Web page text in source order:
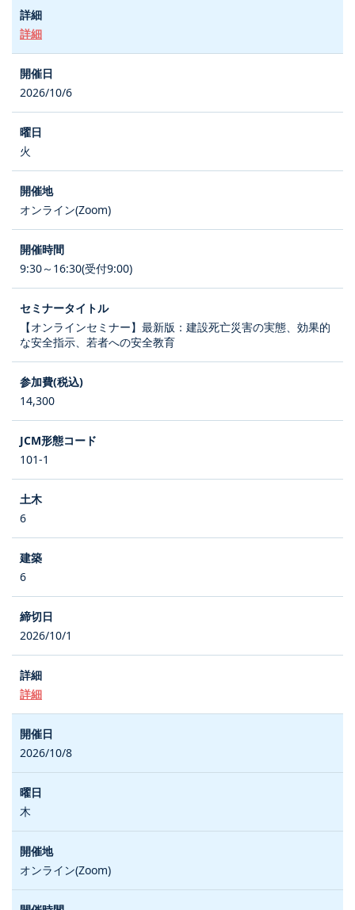
詳細
2026/10/6
火
オンライン(Zoom)
9:30～16:30(受付9:00)
【オンラインセミナー】最新版：建設死亡災害の実態、効果的
な安全指示、若者への安全教育
14,300
101-1
6
6
2026/10/1
詳細
2026/10/8
木
オンライン(Zoom)